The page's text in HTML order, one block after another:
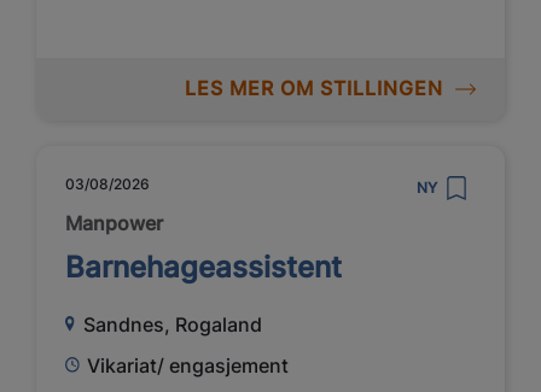
LES MER OM STILLINGEN
03/08/2026 NY
Manpower
Barnehageassistent
Sandnes, Rogaland
Vikariat/ engasjement